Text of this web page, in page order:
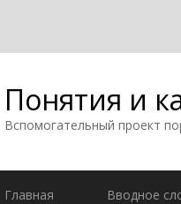
Понятия и
Вспомогательный проект
Главная Вводное